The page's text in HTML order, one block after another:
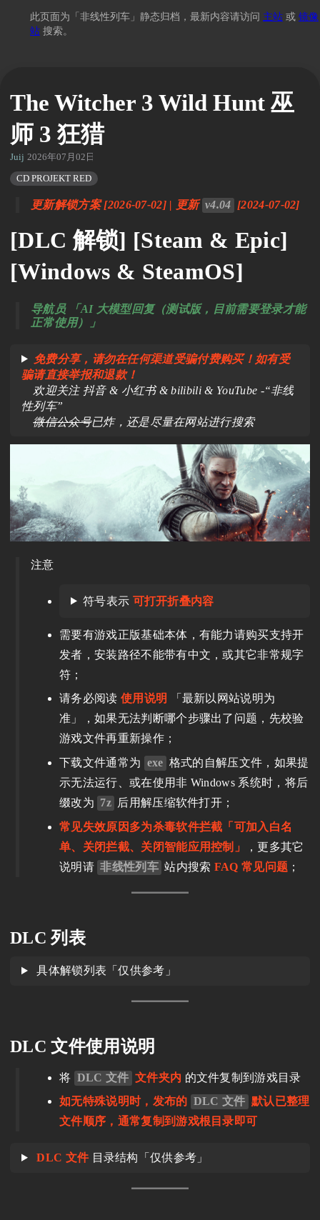
此页面为「非线性列车」静态归档，最新内容请访问 主站 或 镜像
站 搜索。
The Witcher 3 Wild Hunt 巫
师 3 狂猎
Juij 2026年07月02日 21:10
CD PROJEKT RED
更新解锁方案 [2026-07-02] | 更新 v4.04 [2024-07-02]
[DLC 解锁] [Steam & Epic]
[Windows & SteamOS]
导航员 「AI 大模型回复（测试版，目前需要登录才能
正常使用）」
免费分享，请勿在任何渠道受骗付费购买！如有受
骗请直接举报和退款！
欢迎关注 抖音 & 小红书 & bilibili & YouTube -“非线
性列车”
微信公众号已炸，还是尽量在网站进行搜索
注意
符号表示 可打开折叠内容
需要有游戏正版基础本体，有能力请购买支持开
发者，安装路径不能带有中文，或其它非常规字
符；
请务必阅读 使用说明
「最新以网站说明为
准」，如果无法判断哪个步骤出了问题，先校验
游戏文件再重新操作；
下载文件通常为 exe 格式的自解压文件，如果提
示无法运行、或在使用非 Windows 系统时，将后
缀改为 7z 后用解压缩软件打开；
常见失效原因多为杀毒软件拦截「可加入白名
单、关闭拦截、关闭智能应用控制」
，更多其它
说明请 非线性列车 站内搜索 FAQ 常见问题 ；
DLC 列表
具体解锁列表「仅供参考」
DLC 文件使用说明
将 DLC 文件 文件夹内 的文件复制到游戏目录
如无特殊说明时，发布的 DLC 文件 默认已整理
文件顺序，通常复制到游戏根目录即可
DLC 文件目录结构「仅供参考」